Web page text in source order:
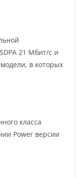
21 Мбит/с и
в которых
класса
Pоwеr версии